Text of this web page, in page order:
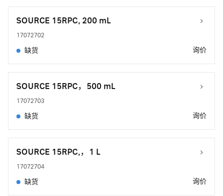
SOURCE 15RPC, 200 mL
17072702
缺货 询价
SOURCE 15RPC，500 mL
17072703
缺货 询价
SOURCE 15RPC,，1 L
17072704
缺货 询价